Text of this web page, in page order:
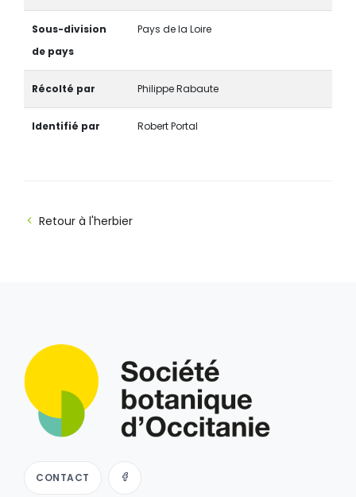
Sous-division
de pays
Pays de la Loire
Récolté par Philippe Rabaute
Identifié par Robert Portal
Retour à l'herbier
CONTACT